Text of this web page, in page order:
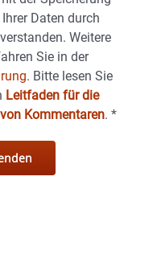
Daten durch
Weitere
Sie in der
Bitte lesen Sie
Leitfaden für die
Kommentaren.*